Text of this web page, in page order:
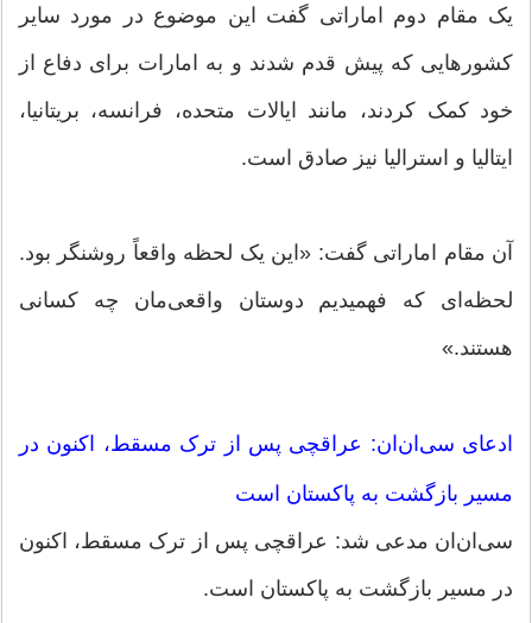
یک مقام دوم اماراتی گفت این موضوع در مورد سایر
کشورهایی که پیش قدم شدند و به امارات برای دفاع از
خود کمک کردند، مانند ایالات متحده، فرانسه، بریتانیا،
ایتالیا و استرالیا نیز صادق است.
آن مقام اماراتی گفت: «این یک لحظه واقعاً روشنگر بود.
لحظه‌ای که فهمیدیم دوستان واقعی‌مان چه کسانی
هستند.»
ادعای سی‌ان‌ان: عراقچی پس از ترک مسقط، اکنون در
مسیر بازگشت به پاکستان است
سی‌ان‌ان مدعی شد: عراقچی پس از ترک مسقط، اکنون
در مسیر بازگشت به پاکستان است.